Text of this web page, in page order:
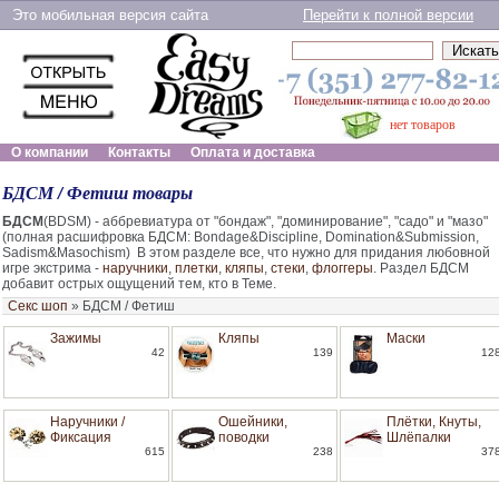
Это мобильная версия сайта Перейти к полной версии
нет товаров
О компании
Контакты Оплата и доставка
БДСМ / Фетиш товары
БДСМ(BDSM) - аббревиатура от "бондаж", "доминирование", "садо" и "мазо"
(полная расшифровка БДСМ: Bondage&Discipline, Domination&Submission,
Sadism&Masochism) В этом разделе все, что нужно для придания любовной
игре экстрима - наручники, плетки, кляпы, стеки, флоггеры. Раздел БДСМ
добавит острых ощущений тем, кто в Теме.
Секс шоп » БДСМ / Фетиш
Зажимы
42
Кляпы
139
Маски
Наручники /
Фиксация
615
Ошейники,
поводки
238
Плётки, Кнуты,
Шлёпалки